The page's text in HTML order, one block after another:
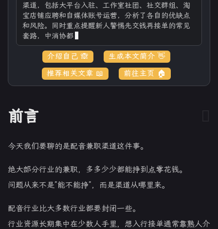
渠道，包括大平台入驻、工作室社团、社交群组、淘
宝店铺应聘和自媒体账号运营，分析了各自的优缺点
和风险。同时重点提醒新人警惕先交钱再接单的常见
套路，中消协都曾点名过这类骗局。
介绍自己 🙈
生成本文简介 👋
推荐相关文章 📖
前往主页 🏠
前言
今天我们要聊的是配音兼职渠道这件事。
绝大部分行业的兼职，多多少少都能挣到点零花钱。
问题从来不是”能不能挣”，而是渠道从哪里来。
配音行业比大多数行业都要封闭一些。
行业资源长期集中在少数人手里，想入行接单通常靠熟人介